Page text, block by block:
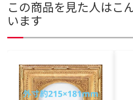
この商品を見た人はこ
います